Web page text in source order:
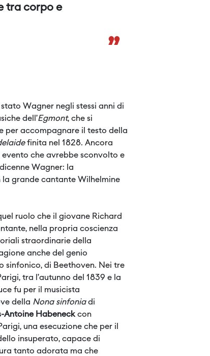
tra corpo e
”
Wagner negli stessi anni di
dell’Egmont, che si
per accompagnare il testo della
finita nel 1828. Ancora
che avrebbe sconvolto e
Wagner: la
la grande cantante Wilhelmine
ruolo che il giovane Richard
nella propria coscienza
straordinarie della
anche del genio
sinfonico, di Beethoven. Nei tre
tra l’autunno del 1839 e la
fu per il musicista
della Nona sinfoniadi
Antoine Habeneckcon
una esecuzione che per il
insuperato, capace di
tanto adorata ma che